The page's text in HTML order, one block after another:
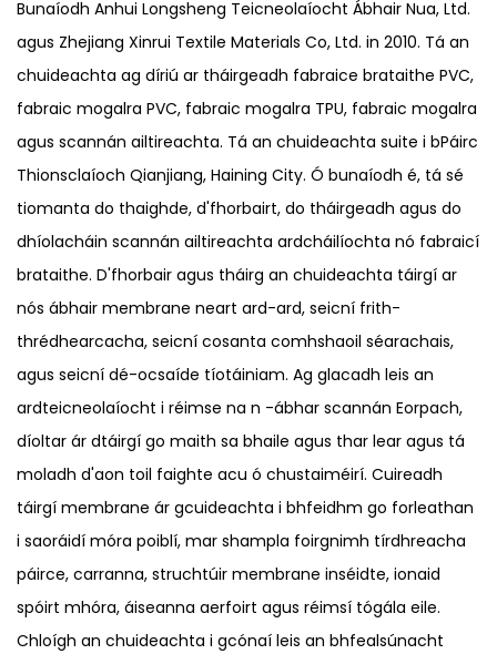
Bunaíodh Anhui Longsheng Teicneolaíocht Ábhair Nua, Ltd.
agus Zhejiang Xinrui Textile Materials Co, Ltd. in 2010. Tá an
chuideachta ag díriú ar tháirgeadh fabraice brataithe PVC,
fabraic mogalra PVC, fabraic mogalra TPU, fabraic mogalra
agus scannán ailtireachta. Tá an chuideachta suite i bPáirc
Thionsclaíoch Qianjiang, Haining City. Ó bunaíodh é, tá sé
tiomanta do thaighde, d'fhorbairt, do tháirgeadh agus do
dhíolacháin scannán ailtireachta ardcháilíochta nó fabraicí
brataithe. D'fhorbair agus tháirg an chuideachta táirgí ar
nós ábhair membrane neart ard-ard, seicní frith-
thrédhearcacha, seicní cosanta comhshaoil ​​séarachais,
agus seicní dé-ocsaíde tíotáiniam. Ag glacadh leis an
ardteicneolaíocht i réimse na n -ábhar scannán Eorpach,
díoltar ár dtáirgí go maith sa bhaile agus thar lear agus tá
moladh d'aon toil faighte acu ó chustaiméirí. Cuireadh
táirgí membrane ár gcuideachta i bhfeidhm go forleathan
i saoráidí móra poiblí, mar shampla foirgnimh tírdhreacha
páirce, carranna, struchtúir membrane inséidte, ionaid
spóirt mhóra, áiseanna aerfoirt agus réimsí tógála eile.
Chloígh an chuideachta i gcónaí leis an bhfealsúnacht